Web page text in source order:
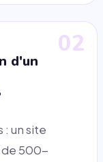
02
d'un
: un site
de 500-